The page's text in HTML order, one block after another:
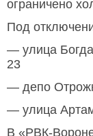
ограничено
Под
— улица
23
— депо
— улица
В «РВК-